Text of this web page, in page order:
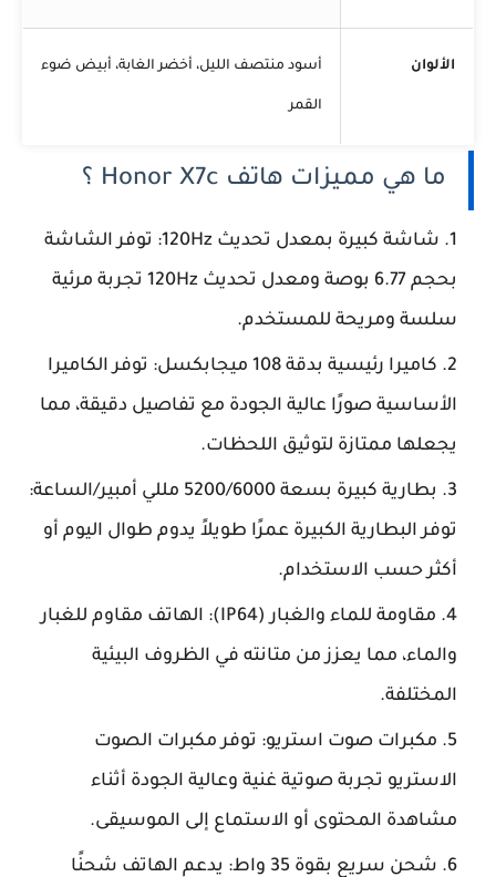
الألوان أسود منتصف الليل، أخضر الغابة، أبيض ضوء
القمر
ما هي مميزات هاتف Honor X7c ؟
شاشة كبيرة بمعدل تحديث 120Hz: توفر الشاشة
بحجم 6.77 بوصة ومعدل تحديث 120Hz تجربة مرئية
سلسة ومريحة للمستخدم.
كاميرا رئيسية بدقة 108 ميجابكسل: توفر الكاميرا
الأساسية صورًا عالية الجودة مع تفاصيل دقيقة، مما
يجعلها ممتازة لتوثيق اللحظات.
بطارية كبيرة بسعة 5200/6000 مللي أمبير/الساعة:
توفر البطارية الكبيرة عمرًا طويلاً يدوم طوال اليوم أو
أكثر حسب الاستخدام.
مقاومة للماء والغبار (IP64): الهاتف مقاوم للغبار
والماء، مما يعزز من متانته في الظروف البيئية
المختلفة.
مكبرات صوت استريو: توفر مكبرات الصوت
الاستريو تجربة صوتية غنية وعالية الجودة أثناء
مشاهدة المحتوى أو الاستماع إلى الموسيقى.
شحن سريع بقوة 35 واط: يدعم الهاتف شحنًا